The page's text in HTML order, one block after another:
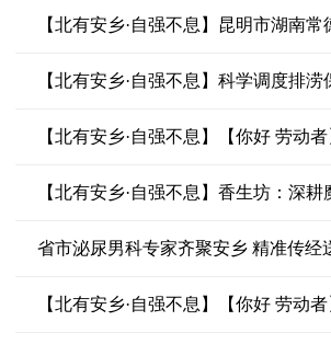
【北有安乡·自强不息】昆明市湖南
【北有安乡·自强不息】科学调度排
【北有安乡·自强不息】【你好 劳动
【北有安乡·自强不息】香生坊：深
省市泌尿男科专家齐聚安乡 精准传经
【北有安乡·自强不息】【你好 劳动